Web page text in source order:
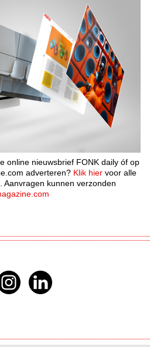
online nieuwsbrief FONK daily óf op
adverteren? Klik hier voor alle
Aanvragen kunnen verzonden